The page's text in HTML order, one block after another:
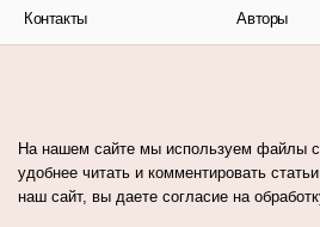
Контакты Авторы
На нашем сайте мы используем файлы
удобнее читать и комментировать
наш сайт, вы даете согласие на